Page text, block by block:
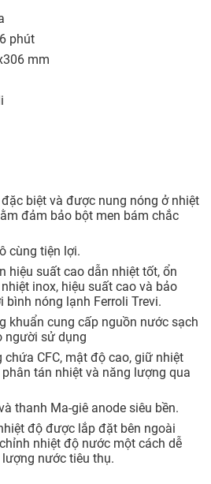
phút
mm
biệt và được nung nóng ở nhiệt
đảm bảo bột men bám chắc
cùng tiện lợi.
hiệu suất cao dẫn nhiệt tốt, ổn
inox, hiệu suất cao và bảo
bình nóng lạnh Ferroli Trevi.
khuẩn cung cấp nguồn nước sạch
người sử dụng
CFC, mật độ cao, giữ nhiệt
tán nhiệt và năng lượng qua
thanh Ma-giê anode siêu bền.
độ được lắp đặt bên ngoài
nhiệt độ nước một cách dễ
nước tiêu thụ.